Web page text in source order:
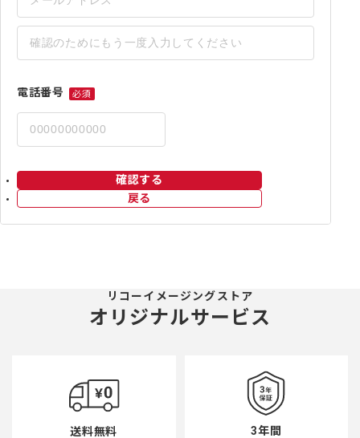
電話番号 必須
戻る
確認する
リコーイメージングストア
オリジナルサービス
送料無料 3年間